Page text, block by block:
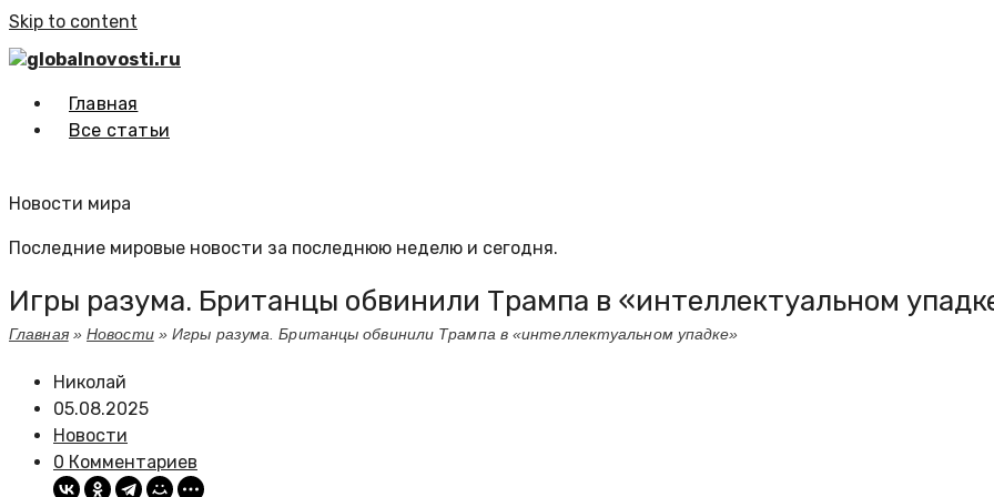
Skip to content
globalnovosti.ru
Главная
Все статьи
Новости мира
Последние мировые новости за последнюю неделю и сегодня.
Игры разума. Британцы обвинили Трампа в «интеллектуальном
Главная»Новости»Игры разума. Британцы обвинили Трампа в «интеллектуальном упадке»
Николай
05.08.2025
Новости
0 Комментариев